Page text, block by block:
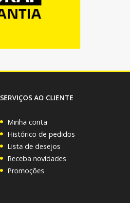
SERVIÇOS AO CLIENTE
Minha conta
Histórico de pedidos
Lista de desejos
Receba novidades
Promoções